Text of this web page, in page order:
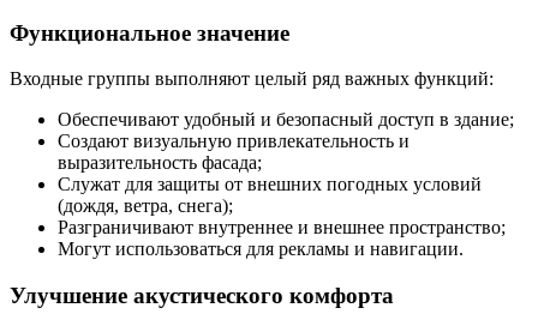
Функциональное значение
Входные группы выполняют целый ряд важных функций:
Обеспечивают удобный и безопасный доступ в здание;
Создают визуальную привлекательность и
выразительность фасада;
Служат для защиты от внешних погодных условий
(дождя, ветра, снега);
Разграничивают внутреннее и внешнее пространство;
Могут использоваться для рекламы и навигации.
Улучшение акустического комфорта